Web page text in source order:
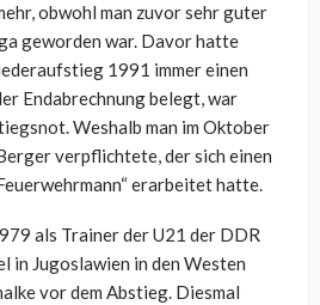
obwohl man zuvor sehr guter
geworden war. Davor hatte
1991 immer einen
Endabrechnung belegt, war
Weshalb man im Oktober
verpflichtete, der sich einen
erarbeitet hatte.
als Trainer der U21 der DDR
in Jugoslawien in den Westen
vor dem Abstieg. Diesmal